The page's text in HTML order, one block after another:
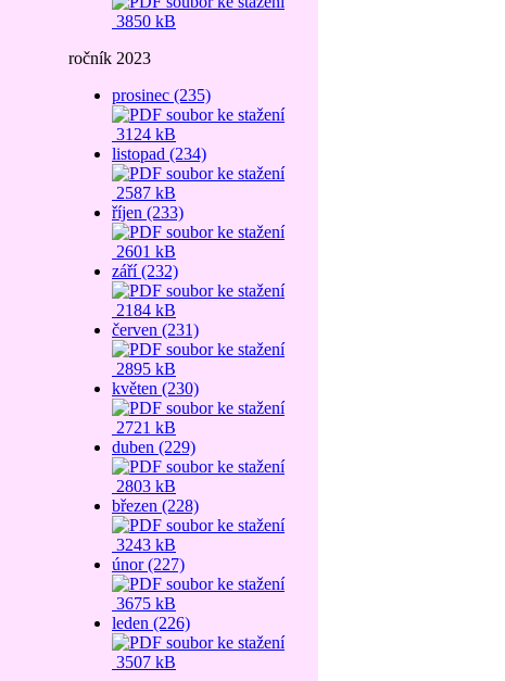
3850 kB
ročník 2023
prosinec (235)
3124 kB
listopad (234)
2587 kB
říjen (233)
2601 kB
září (232)
2184 kB
červen (231)
2895 kB
květen (230)
2721 kB
duben (229)
2803 kB
březen (228)
3243 kB
únor (227)
3675 kB
leden (226)
3507 kB